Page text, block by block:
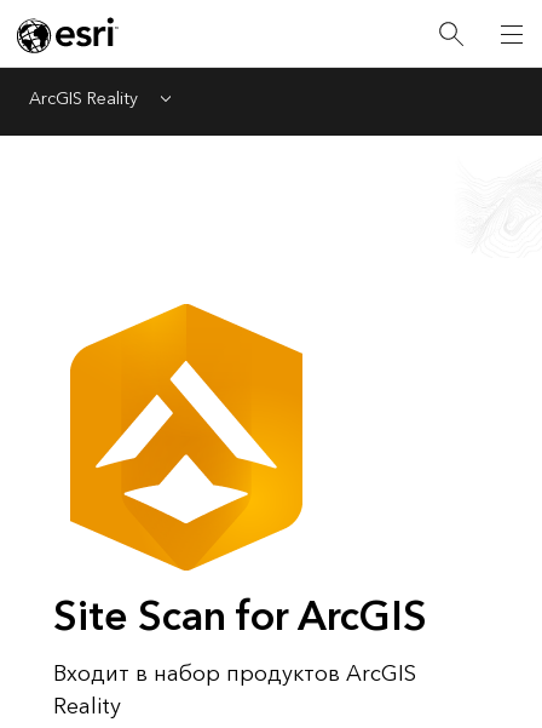
ArcGIS Reality Menu
Site Scan for ArcGIS
Входит в набор продуктов ArcGIS
Reality